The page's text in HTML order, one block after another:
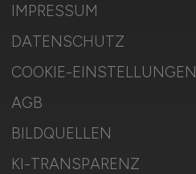
IMPRESSUM
DATENSCHUTZ
COOKIE-EINSTELLUNGEN
AGB
BILDQUELLEN
KI-TRANSPARENZ